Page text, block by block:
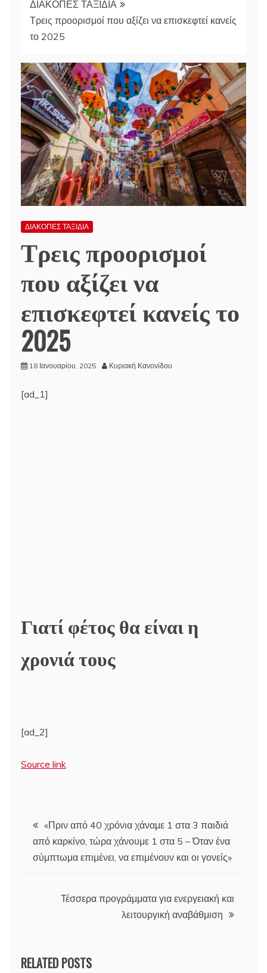
ΔΙΑΚΟΠΕΣ ΤΑΞΙΔΙΑ
Τρεις προορισμοί που αξίζει να επισκεφτεί κανείς
το 2025
ΔΙΑΚΟΠΕΣ ΤΑΞΙΔΙΑ
Τρεις προορισμοί
που αξίζει να
επισκεφτεί κανείς το
2025
18 Ιανουαρίου, 2025 Κυριακή Κανονίδου
[ad_1]
Γιατί φέτος θα είναι η
χρονιά τους
[ad_2]
Source link
Πλοήγηση
άρθρων
«Πριν από 40 χρόνια χάναμε 1 στα 3 παιδιά
από καρκίνο, τώρα χάνουμε 1 στα 5 – Όταν ένα
σύμπτωμα επιμένει, να επιμένουν και οι γονείς»
Τέσσερα προγράμματα για ενεργειακή και
λειτουργική αναβάθμιση
RELATED POSTS